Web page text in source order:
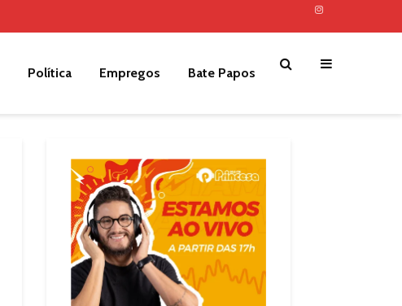
Política Empregos Bate Papos